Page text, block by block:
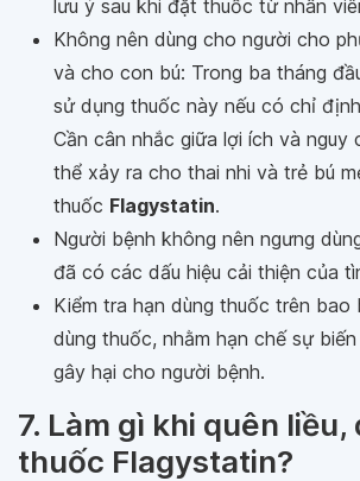
lưu ý sau khi đặt thuốc từ nhân
Không nên dùng cho người cho
và cho con bú: Trong ba tháng
sử dụng thuốc này nếu có chỉ
Cần cân nhắc giữa lợi ích và nguy
thể xảy ra cho thai nhi và trẻ bú
thuốc Flagystatin.
Người bệnh không nên ngưng
đã có các dấu hiệu cải thiện của
Kiểm tra hạn dùng thuốc trên bao
dùng thuốc, nhằm hạn chế sự
gây hại cho người bệnh.
7. Làm gì khi quên liều,
thuốc Flagystatin?